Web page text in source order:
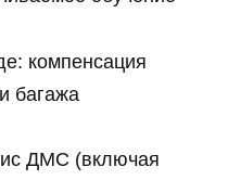
компенсация
багажа
ДМС (включая